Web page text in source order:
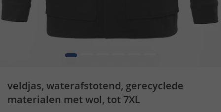
1
veldjas, waterafstotend, gerecyclede
materialen met wol, tot 7XL